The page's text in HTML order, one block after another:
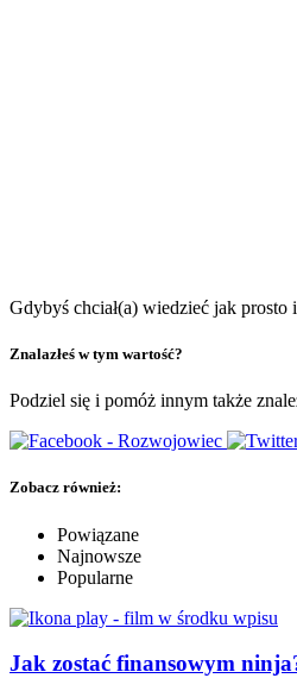
Gdybyś chciał(a) wiedzieć jak
Znalazłeś w tym wartość?
Podziel się i pomóż innym także
Zobacz również:
Powiązane
Najnowsze
Popularne
Jak zostać finansowym